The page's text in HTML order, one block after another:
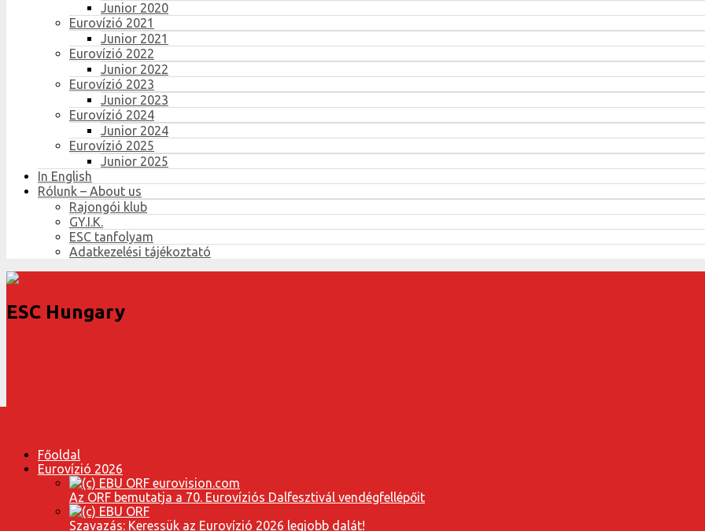
Junior 2020
Eurovízió 2021
Junior 2021
Eurovízió 2022
Junior 2022
Eurovízió 2023
Junior 2023
Eurovízió 2024
Junior 2024
Eurovízió 2025
Junior 2025
In English
Rólunk – About us
Rajongói klub
GY.I.K.
ESC tanfolyam
Adatkezelési tájékoztató
ESC Hungary
Főoldal
Eurovízió 2026
Az ORF bemutatja a 70. Eurovíziós Dalfesztivál vendégfellépőit
Szavazás: Keressük az Eurovízió 2026 legjobb dalát!